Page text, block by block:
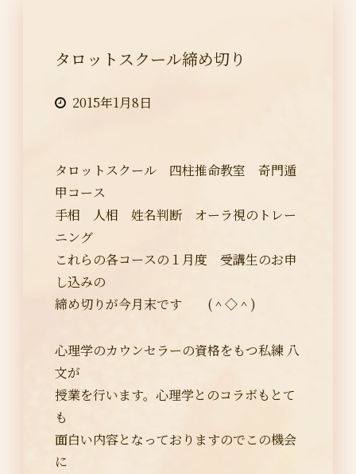
タロットスクール締め切り
2015年1月8日
タロットスクール 四柱推命教室 奇門遁
甲コース
手相 人相 姓名判断 オーラ視のトレー
ニング
これらの各コースの１月度 受講生のお申
し込みの
締め切りが今月末です (＾◇＾)
心理学のカウンセラーの資格をもつ私練 八
文が
授業を行います。心理学とのコラボもとて
も
面白い内容となっておりますのでこの機会
に